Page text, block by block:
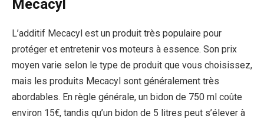
Mecacyl
L’additif Mecacyl est un produit très populaire pour
protéger et entretenir vos moteurs à essence. Son prix
moyen varie selon le type de produit que vous choisissez,
mais les produits Mecacyl sont généralement très
abordables. En règle générale, un bidon de 750 ml coûte
environ 15€, tandis qu’un bidon de 5 litres peut s’élever à